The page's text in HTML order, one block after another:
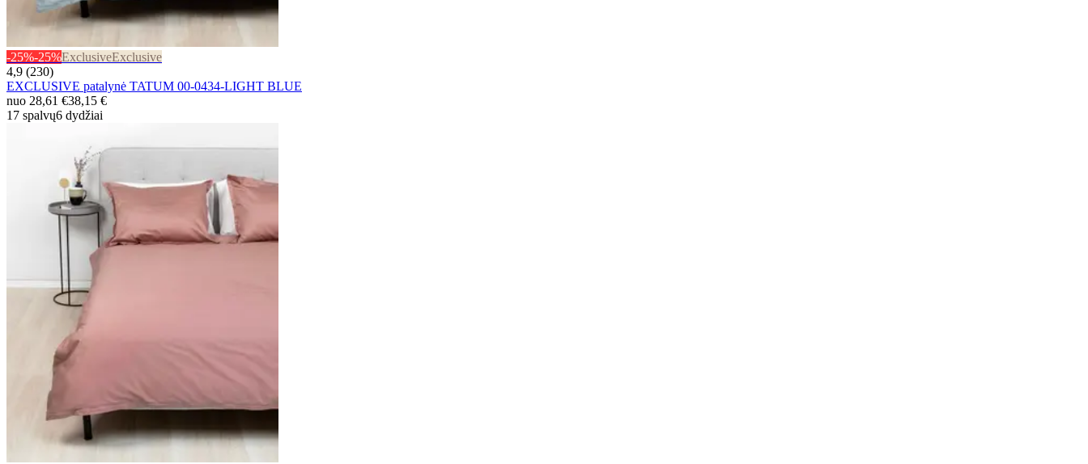
-25%-25%ExclusiveExclusive
4,9 (230)
EXCLUSIVE patalynė TATUM 00-0434-LIGHT BLUE
nuo 28,61 €38,15 €
17 spalvų6 dydžiai